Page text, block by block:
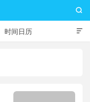

时间日历
